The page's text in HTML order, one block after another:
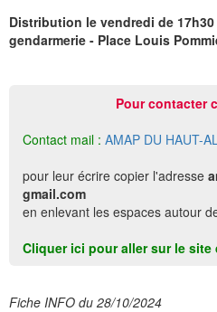
Distribution le vendredi de
gendarmerie - Place Louis
Pour contacter
Contact mail : AMAP DU HAUT-
pour leur écrire copier l'adresse
gmail.com
en enlevant les espaces autour
Cliquer ici pour aller sur le site
Fiche INFO du 28/10/2024